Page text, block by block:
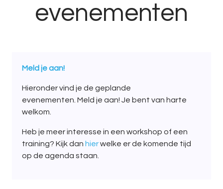
evenementen
Meld je aan!
Hieronder vind je de geplande
evenementen. Meld je aan! Je bent van harte
welkom.
Heb je meer interesse in een workshop of een
training? Kijk dan hierwelke er de komende tijd
op de agenda staan.